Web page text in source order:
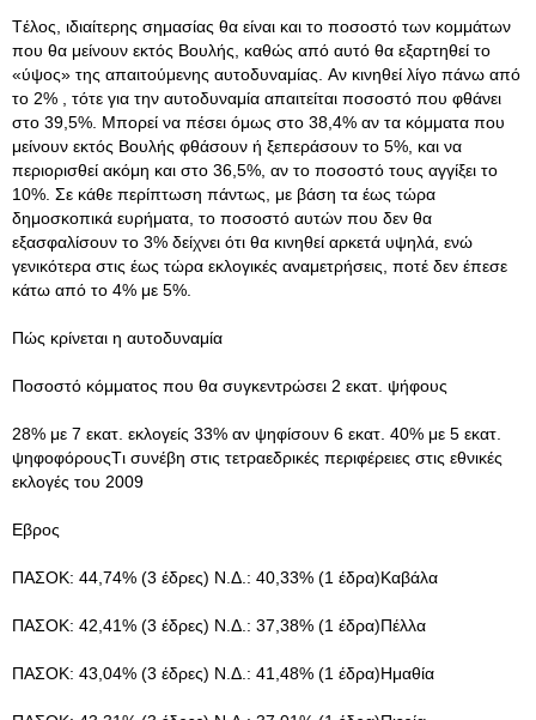
Tέλος, ιδιαίτερης σημασίας θα είναι και το ποσοστό των κομμάτων
που θα μείνουν εκτός Bουλής, καθώς από αυτό θα εξαρτηθεί το
«ύψος» της απαιτούμενης αυτοδυναμίας. Aν κινηθεί λίγο πάνω από
το 2% , τότε για την αυτοδυναμία απαιτείται ποσοστό που φθάνει
στο 39,5%. Mπορεί να πέσει όμως στο 38,4% αν τα κόμματα που
μείνουν εκτός Bουλής φθάσουν ή ξεπεράσουν το 5%, και να
περιορισθεί ακόμη και στο 36,5%, αν το ποσοστό τους αγγίξει το
10%. Σε κάθε περίπτωση πάντως, με βάση τα έως τώρα
δημοσκοπικά ευρήματα, το ποσοστό αυτών που δεν θα
εξασφαλίσουν το 3% δείχνει ότι θα κινηθεί αρκετά υψηλά, ενώ
γενικότερα στις έως τώρα εκλογικές αναμετρήσεις, ποτέ δεν έπεσε
κάτω από το 4% με 5%.
Πώς κρίνεται η αυτοδυναμία
Ποσοστό κόμματος που θα συγκεντρώσει 2 εκατ. ψήφους
28% με 7 εκατ. εκλογείς 33% αν ψηφίσουν 6 εκατ. 40% με 5 εκατ.
ψηφοφόρουςTι συνέβη στις τετραεδρικές περιφέρειες στις εθνικές
εκλογές του 2009
Εβρος
ΠAΣOK: 44,74% (3 έδρες) N.Δ.: 40,33% (1 έδρα)Kαβάλα
ΠAΣOK: 42,41% (3 έδρες) N.Δ.: 37,38% (1 έδρα)Πέλλα
ΠAΣOK: 43,04% (3 έδρες) N.Δ.: 41,48% (1 έδρα)Hμαθία